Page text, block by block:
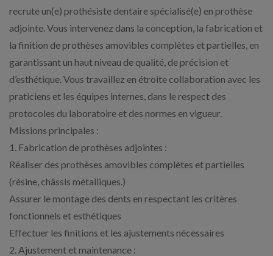
recrute un(e) prothésiste dentaire spécialisé(e) en prothèse
adjointe. Vous intervenez dans la conception, la fabrication et
la finition de prothèses amovibles complètes et partielles, en
garantissant un haut niveau de qualité, de précision et
d’esthétique. Vous travaillez en étroite collaboration avec les
praticiens et les équipes internes, dans le respect des
protocoles du laboratoire et des normes en vigueur.
Missions principales :
1. Fabrication de prothèses adjointes :
Réaliser des prothèses amovibles complètes et partielles
(résine, châssis métalliques.)
Assurer le montage des dents en respectant les critères
fonctionnels et esthétiques
Effectuer les finitions et les ajustements nécessaires
2. Ajustement et maintenance :